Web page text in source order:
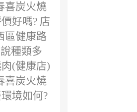
喜炭火燒
好嗎? 店
區健康路
種類多
(健康店)
喜炭火燒
境如何?